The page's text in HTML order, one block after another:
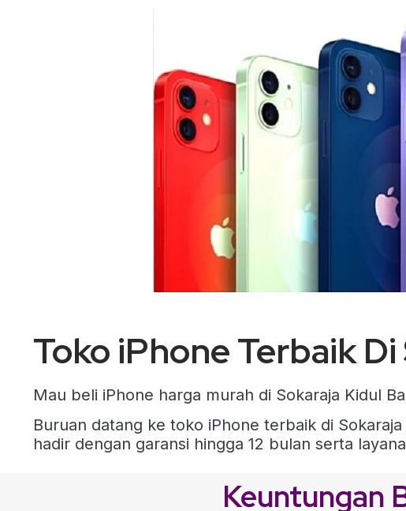
Toko iPhone Terbaik
Mau beli iPhone harga murah di Sokaraja Kidul
Buruan datang ke toko iPhone terbaik di
hadir dengan garansi hingga 12 bulan serta
Keuntungan